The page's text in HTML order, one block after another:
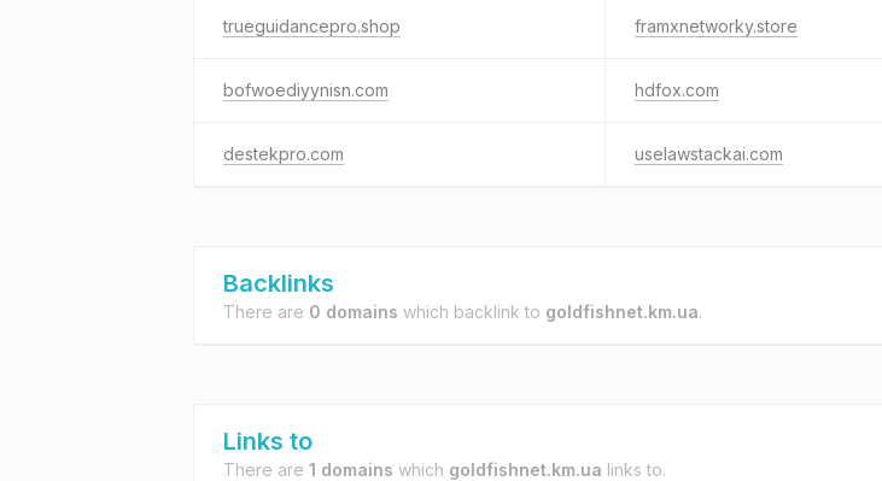
trueguidancepro.shop framxnetworky.store
bofwoediyynisn.com hdfox.com
destekpro.com uselawstackai.com
Backlinks
There are 0 domains which backlink to goldfishnet.km.ua.
Links to
There are 1 domains which goldfishnet.km.ua links to.